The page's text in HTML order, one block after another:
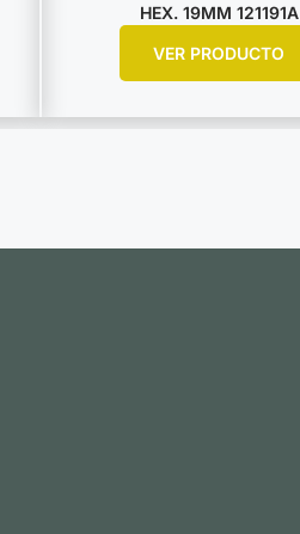
HEX. 19MM 121191A
VER PRODUCTO